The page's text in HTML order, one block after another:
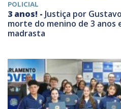
POLICIAL
3 anos! - Justiça por
morte do menino de 3 anos
madrasta